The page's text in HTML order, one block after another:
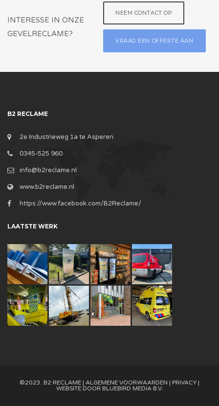
INTERESSE IN ONZE
GEVELRECLAME?
NEEM CONTACT OP
VRAAG EEN OFFERTE AAN
B2 RECLAME
2e Industrieweg 1a te Asperen
0345-525 960
info@b2reclame.nl
www.b2reclame.nl
https://www.facebook.com/B2Reclame/
LAATSTE WERK
©2023. B2 RECLAME | ALGEMENE VOORWAARDEN | PRIVACY |
WEBSITE DOOR BLUEBIRD MEDIA B.V.